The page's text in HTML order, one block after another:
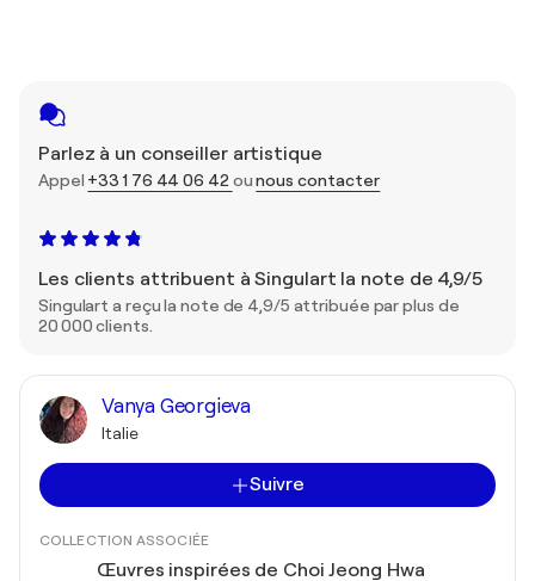
Parlez à un conseiller artistique
Appel +33 1 76 44 06 42 ounous contacter
Les clients attribuent à Singulart la note de 4,9/5
Singulart a reçu la note de 4,9/5 attribuée par plus de
20 000 clients.
Vanya Georgieva
Italie
Suivre
COLLECTION ASSOCIÉE
Œuvres inspirées de Choi Jeong Hwa